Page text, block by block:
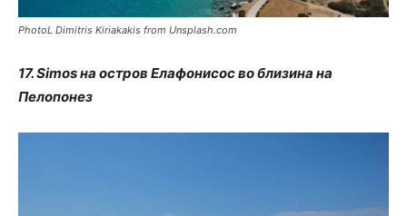
PhotoL Dimitris Kiriakakis from Unsplash.com
17. Simos на остров Елафонисос во близина на
Пелопонез